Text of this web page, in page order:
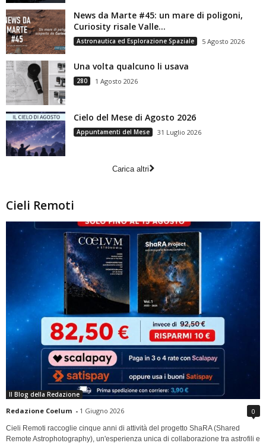
News da Marte #45: un mare di poligoni,
Curiosity risale Valle...
Astronautica ed Esplorazione Spaziale 5 Agosto 2026
Una volta qualcuno li usava
280 1 Agosto 2026
Cielo del Mese di Agosto 2026
Appuntamenti del Mese 31 Luglio 2026
Carica altri
Cieli Remoti
Il Blog della Redazione
Redazione Coelum - 1 Giugno 2026 0
Cieli Remoti raccoglie cinque anni di attività del progetto ShaRA (Shared
Remote Astrophotography), un'esperienza unica di collaborazione tra astrofili e